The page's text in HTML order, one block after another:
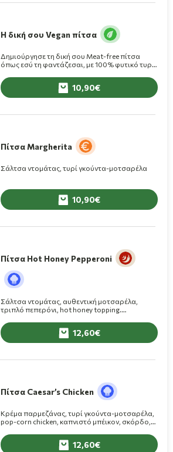
Η δική σου Vegan πίτσα
Δημιούργησε τη δική σου Meat-free πίτσα
όπως εσύ τη φαντάζεσαι, με 100% φυτικό τυρί
10,90
Πίτσα Margherita
Σάλτσα ντομάτας, τυρί γκούντα-μοτσαρέλα
10,90
Πίτσα Hot Honey Pepperoni
Σάλτσα ντομάτας, αυθεντική μοτσαρέλα,
τριπλό πεπερόνι, hot honey topping.
12,60
Πίτσα Caesar’s Chicken
Κρέμα παρμεζάνας, τυρί γκούντα-μοτσαρέλα,
pop-corn chicken, καπνιστό μπέικον, σκόρδο,
12,60